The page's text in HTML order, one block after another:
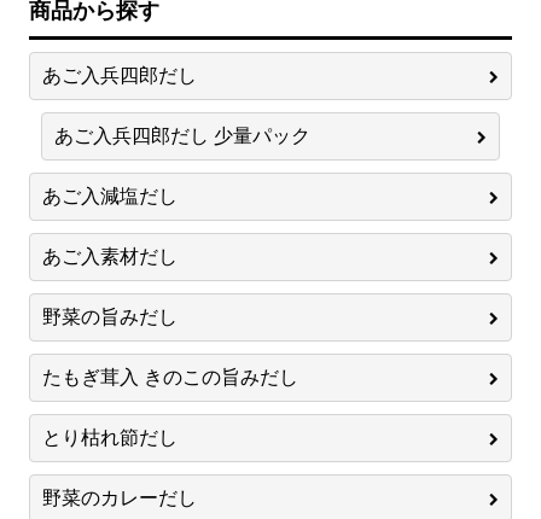
商品から探す
あご入兵四郎だし
あご入兵四郎だし 少量パック
あご入減塩だし
あご入素材だし
野菜の旨みだし
たもぎ茸入 きのこの旨みだし
とり枯れ節だし
野菜のカレーだし